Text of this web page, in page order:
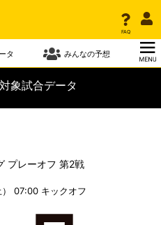
FAQ
タ みんなの予想
対象試合データ
プレーオフ 第2戦
） 07:00 キックオフ